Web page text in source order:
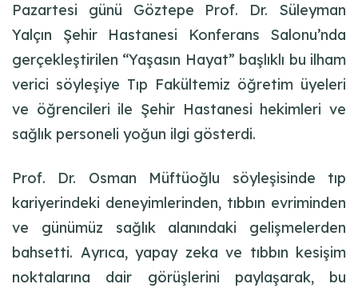
Pazartesi günü Göztepe Prof. Dr. Süleyman
Yalçın Şehir Hastanesi Konferans Salonu’nda
gerçekleştirilen “Yaşasın Hayat” başlıklı bu ilham
verici söyleşiye Tıp Fakültemiz öğretim üyeleri
ve öğrencileri ile Şehir Hastanesi hekimleri ve
sağlık personeli yoğun ilgi gösterdi.
Prof. Dr. Osman Müftüoğlu söyleşisinde tıp
kariyerindeki deneyimlerinden, tıbbın evriminden
ve günümüz sağlık alanındaki gelişmelerden
bahsetti. Ayrıca, yapay zeka ve tıbbın kesişim
noktalarına dair görüşlerini paylaşarak, bu